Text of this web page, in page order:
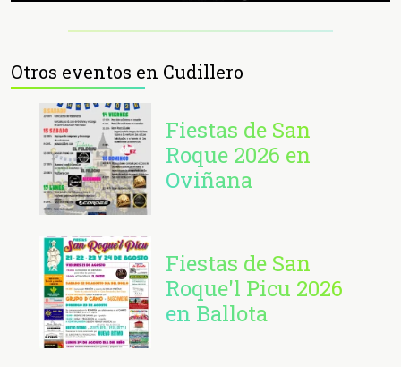
Otros eventos en Cudillero
Fiestas de San
Roque 2026 en
Oviñana
Fiestas de San
Roque'l Picu 2026
en Ballota